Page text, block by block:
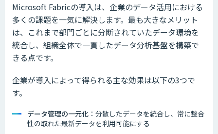
Microsoft Fabricの導入は、企業のデータ活用における
多くの課題を一気に解決します。最も大きなメリット
は、これまで部門ごとに分断されていたデータ環境を
統合し、組織全体で一貫したデータ分析基盤を構築で
きる点です。
企業が導入によって得られる主な効果は以下の3つで
す。
データ管理の一元化 ：分散したデータを統合し、常に整合
性の取れた最新データを利用可能にする